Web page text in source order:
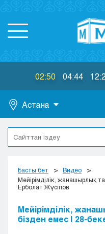
02:50 04:44
Астана
Астана
Алматы
Атырау
Жезказган
Кокшетау
Басты бет
Видео
Мейірімділік, жанашырлық
Ерболат Жүсіпов
Мейірімділік,
бізден емес | 28-